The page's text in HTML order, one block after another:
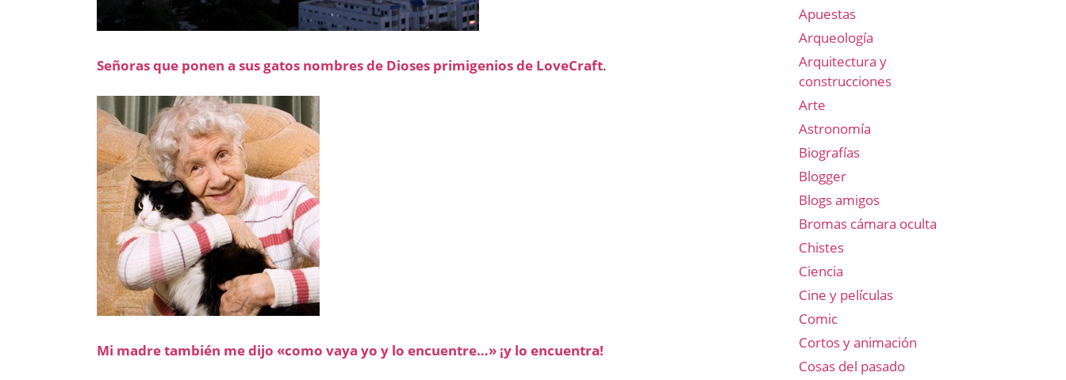
Señoras que ponen a sus gatos nombres de Dioses primigenios de LoveCraft.
Mi madre también me dijo «como vaya yo y lo encuentre…» ¡y lo encuentra!
Apuestas
Arqueología
Arquitectura y
construcciones
Arte
Astronomía
Biografías
Blogger
Blogs amigos
Bromas cámara oculta
Chistes
Ciencia
Cine y películas
Comic
Cortos y animación
Cosas del pasado